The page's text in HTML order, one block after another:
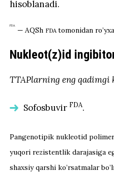
hisoblanadi.
FDA — AQSh FDAtomonidan
Nukleot(z)id
TTAPlarning eng qadimgi
Sofosbuvir FDA.
Pangenotipik nukleotid
yuqori rezistentlik darajasiga
shaxsiy qarshi ko’rsatmalar